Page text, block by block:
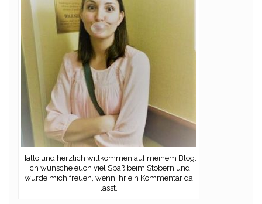
Hallo und herzlich willkommen auf meinem Blog.
Ich wünsche euch viel Spaß beim Stöbern und
würde mich freuen, wenn Ihr ein Kommentar da
lasst.